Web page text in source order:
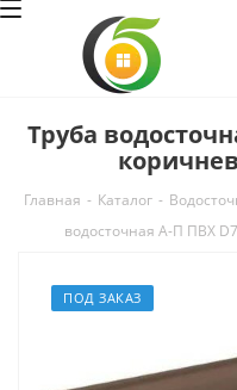
Труба
Главная - Каталог -
водосточная А-П ПВХ
ПОД ЗАКАЗ